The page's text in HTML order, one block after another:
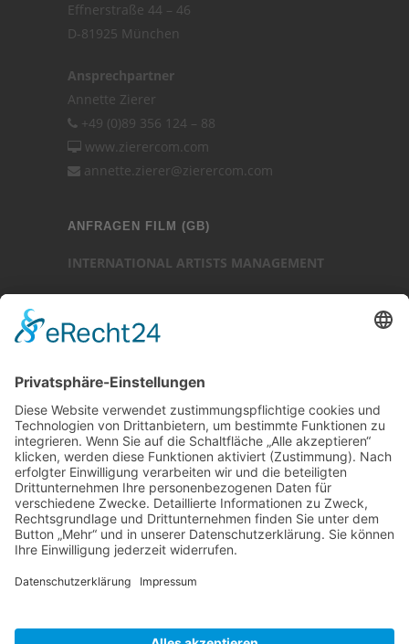
Effnerstraße 44 – 46
D-81925 München
Ansprechpartner
Annette Zierer
+49 (0)89 356 124 – 88
www.zierercom.com
annette.zierer@zierercom.com
ANFRAGEN FILM (GB)
INTERNATIONAL ARTISTS MANAGEMENT
25-27 Heath Street
London NW3 6TR (GB)
Ansprechpartner
Luc Chaudhary
+44 (0)20 7794 3705
www.internationalartistsmanagement.co.uk
internationalartistsmanagement.co.uk
© 2018 RALF MOELLER · byBREITENGRAT .